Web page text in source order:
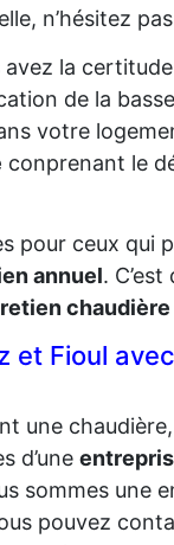
n’hésitez
avez la
de la
votre
conprenant le
pour ceux qui
annuel.
chaudière
Fioul
une
d’une
sommes une
pouvez